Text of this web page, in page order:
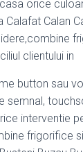
orice
Calafat Calan
clientului in
button sau
semnal,
interventie
frigorifice si